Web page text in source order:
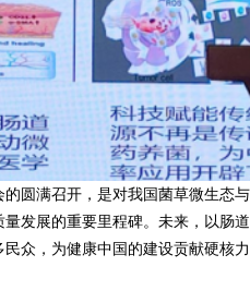
圆满召开，是对我国菌草微生态
发展的重要里程碑。未来，以肠
民众，为健康中国的建设贡献硬核